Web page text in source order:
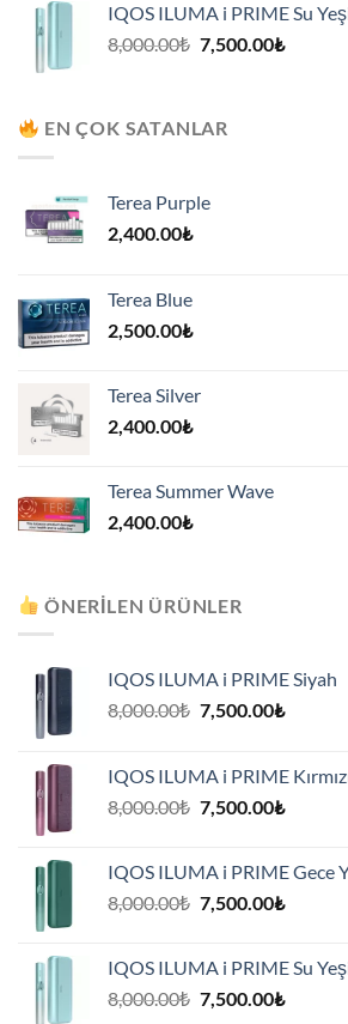
IQOS ILUMA i PRIME Su
8,000.00₺ Orijinal
7,500.00₺Şu
EN ÇOK SATANLAR
Terea Purple
2,400.00₺
Terea Blue
2,500.00₺
Terea Silver
2,400.00₺
Terea Summer Wave
2,400.00₺
ÖNERILEN ÜRÜNLER
IQOS ILUMA i PRIME Siyah
8,000.00₺ Orijinal
7,500.00₺Şu
IQOS ILUMA i PRIME
8,000.00₺ Orijinal
7,500.00₺Şu
IQOS ILUMA i PRIME Gece
8,000.00₺ Orijinal
7,500.00₺Şu
IQOS ILUMA i PRIME Su
8,000.00₺ Orijinal
7,500.00₺Şu